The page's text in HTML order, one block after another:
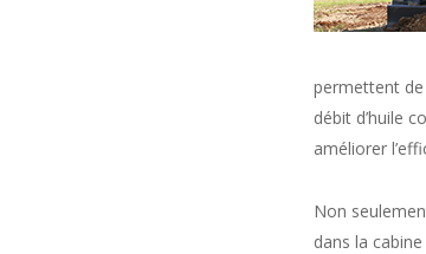
permettent
débit d’huile
améliorer
Non
dans la